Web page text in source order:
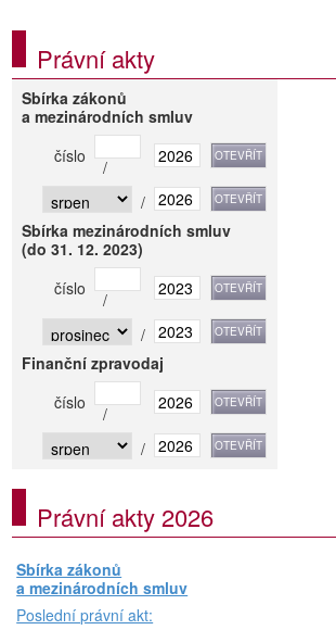
Právní akty
Sbírka zákonů
a mezinárodních smluv
číslo
/
/
Sbírka mezinárodních smluv
(do 31. 12. 2023)
číslo
/
/
Finanční zpravodaj
číslo
/
/
Právní akty 2026
Sbírka zákonů
a mezinárodních smluv
Poslední právní akt: